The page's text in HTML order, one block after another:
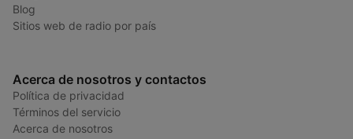
Blog
Sitios web de radio por país
Acerca de nosotros y contactos
Política de privacidad
Términos del servicio
Acerca de nosotros